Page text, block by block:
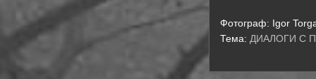
Фотограф: Igor
Тема: ДИАЛОГИ С